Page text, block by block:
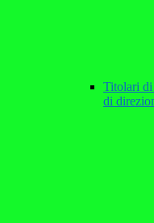
Titolari
di